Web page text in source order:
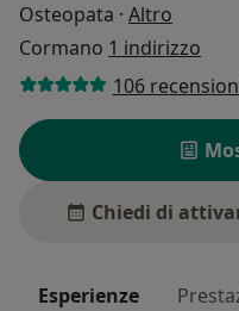
Osteopata · Altro
Cormano 1 indirizzo
106
Chiedi di
Esperienze